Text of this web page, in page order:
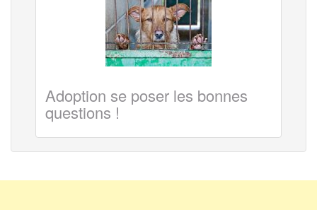
Adoption se poser les bonnes
questions !